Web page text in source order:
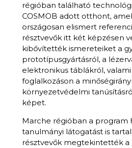
régióban található
COSMOB adott otthont,
országosan elismert
résztvevők itt két képzésen
kibővítették ismereteiket a
prototípusgyártásról, a
elektronikus táblákról,
foglalkozáson a
környezetvédelmi
képet.
Marche régióban a program
tanulmányi látogatást is
résztvevők megtekintették a